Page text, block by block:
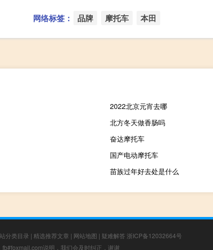
网络标签： 品牌 摩托车 本田
2022北京元宵去哪
北方冬天做香肠吗
奋达摩托车
国产电动摩托车
苗族过年好去处是什么
分类目录 | 精选推荐文章 | 网站地图 | 疑难解答 浙ICP备12032664号
说明，我们会及时纠正，谢谢